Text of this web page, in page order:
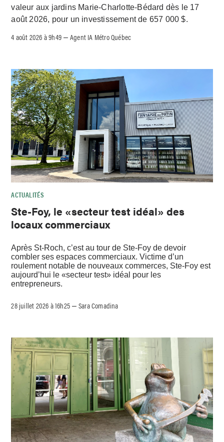
valeur aux jardins Marie-Charlotte-Bédard dès le 17
août 2026, pour un investissement de 657 000 $.
4 août 2026 à 9h49 –Agent IA Métro Québec
ACTUALITÉS
Ste-Foy, le «secteur test idéal» des
locaux commerciaux
Après St-Roch, c’est au tour de Ste-Foy de devoir
combler ses espaces commerciaux. Victime d’un
roulement notable de nouveaux commerces, Ste-Foy est
aujourd’hui le «secteur test» idéal pour les
entrepreneurs.
28 juillet 2026 à 16h25 –Sara Comadina